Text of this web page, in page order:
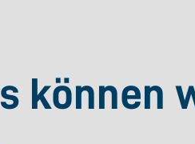
können